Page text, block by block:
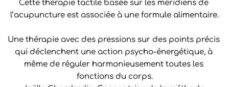
Cette thérapie tactile basée sur les méridiens de
l’acupuncture est associée à une formule alimentaire.
Une thérapie avec des pressions sur des points précis
qui déclenchent une action psycho-énergétique, à
même de réguler harmonieusement toutes les
fonctions du corps.